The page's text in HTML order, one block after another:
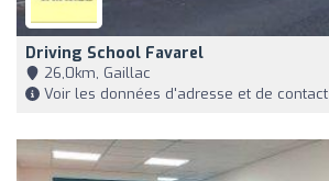
Driving School Favarel
26,0km, Gaillac
Voir les données d'adresse et de contact